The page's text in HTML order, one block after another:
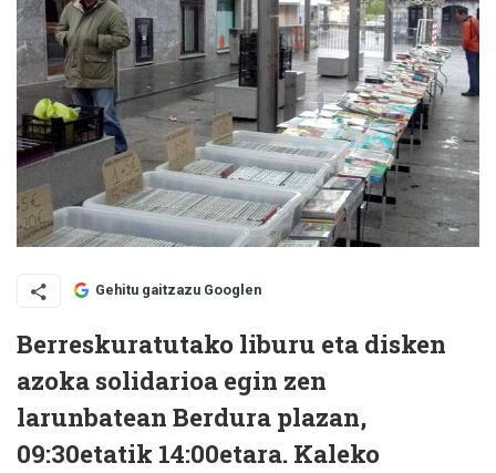
Gehitu gaitzazu Googlen
Berreskuratutako liburu eta disken
azoka solidarioa egin zen
larunbatean Berdura plazan,
09:30etatik 14:00etara. Kaleko